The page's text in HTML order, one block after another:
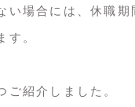
い場合には、休職
す。
ご紹介しました。